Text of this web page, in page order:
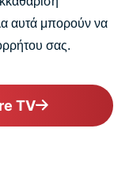
αυτά μπορούν να
σας.
TV